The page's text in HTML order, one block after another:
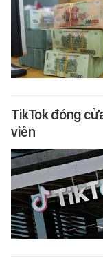
TikTok đóng
viên